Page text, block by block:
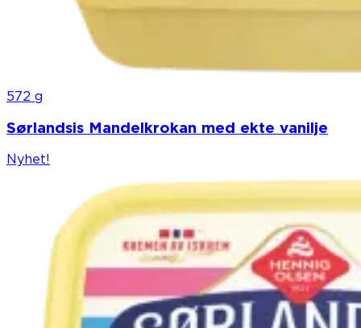
572 g
Sørlandsis Mandelkrokan med ekte vanilje
Nyhet!